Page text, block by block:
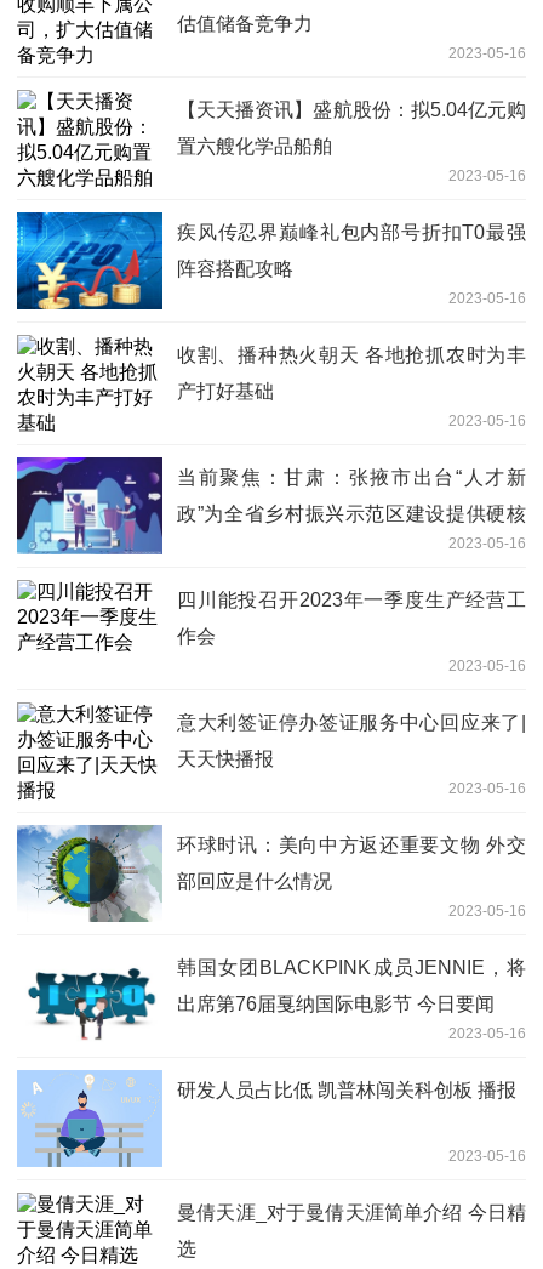
估值储备竞争力
2023-05-16
【天天播资讯】盛航股份：拟5.04亿元购
置六艘化学品船舶
2023-05-16
疾风传忍界巅峰礼包内部号折扣T0最强
阵容搭配攻略
2023-05-16
收割、播种热火朝天 各地抢抓农时为丰
产打好基础
2023-05-16
当前聚焦：甘肃：张掖市出台“人才新
政”为全省乡村振兴示范区建设提供硬核
2023-05-16
四川能投召开2023年一季度生产经营工
作会
2023-05-16
意大利签证停办签证服务中心回应来了|
天天快播报
2023-05-16
环球时讯：美向中方返还重要文物 外交
部回应是什么情况
2023-05-16
韩国女团BLACKPINK成员JENNIE，将
出席第76届戛纳国际电影节 今日要闻
2023-05-16
研发人员占比低 凯普林闯关科创板 播报
2023-05-16
曼倩天涯_对于曼倩天涯简单介绍 今日精
选